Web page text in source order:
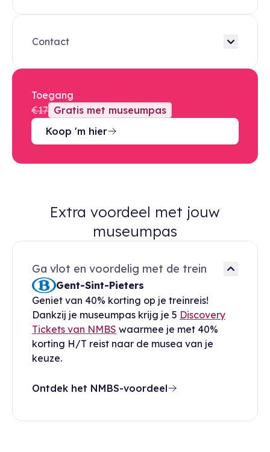
Contact
Toegang
€17 Gratis met museumpas
Koop 'm hier
Extra voordeel met jouw
museumpas
Ga vlot en voordelig met de trein
Gent-Sint-Pieters
Geniet van 40% korting op je treinreis!
Dankzij je museumpas krijg je 5 Discovery
Tickets van NMBS waarmee je met 40%
korting H/T reist naar de musea van je
keuze.
Ontdek het NMBS-voordeel